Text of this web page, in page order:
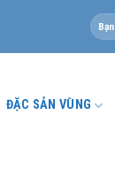
Tìm
kiếm:
ĐẶC SẢN VÙNG